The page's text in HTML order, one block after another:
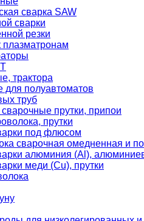
сварка SAW
сварки
резки
трактора
полуавтоматов
труб
прутки, припои
прутки
под флюсом
сварочная омедненная и
алюминия (Al),
меди (Cu), прутки